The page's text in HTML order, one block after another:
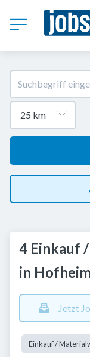
4 Einkauf
in
Jetzt
Einkauf /